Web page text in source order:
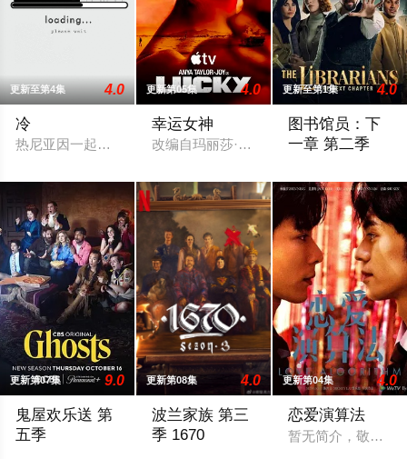
更新至第4集 4.0
冷
热尼亚因一起事故而被不公正地监禁，她的丈夫和6岁的女儿在
更新第05集 4.0
幸运女神
改编自玛丽莎·斯塔普利的同名畅销小说
更新至第1集 4.0
图书馆员：下
一章 第二季
更新第07集 9.0
鬼屋欢乐送 第
五季
更新第08集 4.0
波兰家族 第三
季 1670
更新第04集 4.0
恋爱演算法
暂无简介，敬请期